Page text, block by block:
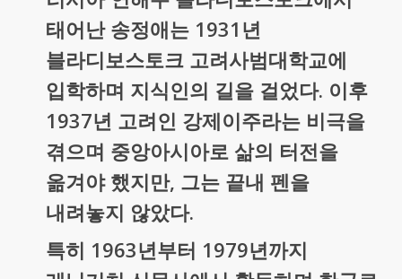
태어난 송정애는 1931년
블라디보스토크 고려사범대학교에
입학하며 지식인의 길을 걸었다. 이후
1937년 고려인 강제이주라는 비극을
겪으며 중앙아시아로 삶의 터전을
옮겨야 했지만, 그는 끝내 펜을
내려놓지 않았다.
특히 1963년부터 1979년까지